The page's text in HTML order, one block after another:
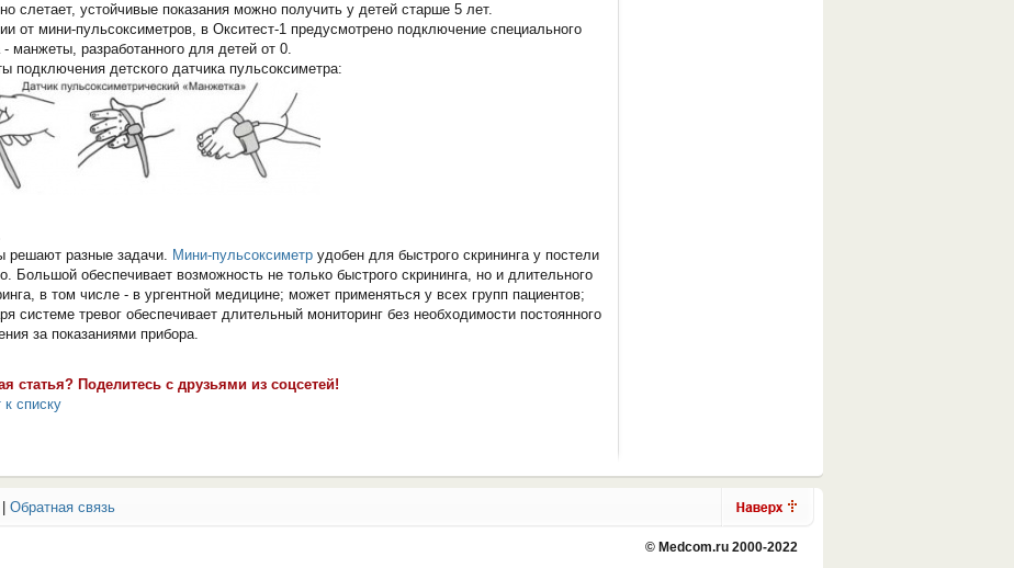
слетает, устойчивые показания можно получить у детей старше 5 лет.
от мини-пульсоксиметров, в Окситест-1 предусмотрено подключение специального
- манжеты, разработанного для детей от 0.
подключения детского датчика пульсоксиметра:
решают разные задачи. Мини-пульсоксиметр удобен для быстрого скрининга у постели
Большой обеспечивает возможность не только быстрого скрининга, но и длительного
в том числе - в ургентной медицине; может применяться у всех групп пациентов;
системе тревог обеспечивает длительный мониторинг без необходимости постоянного
за показаниями прибора.
статья? Поделитесь с друзьями из соцсетей!
к списку
Обратная связь
© Medcom.ru 2000-2022